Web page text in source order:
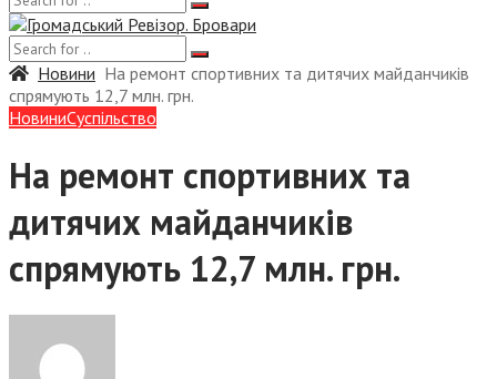
Новини На ремонт спортивних та дитячих майданчиків
спрямують 12,7 млн. грн.
НовиниСуспiльство
На ремонт спортивних та
дитячих майданчиків
спрямують 12,7 млн. грн.